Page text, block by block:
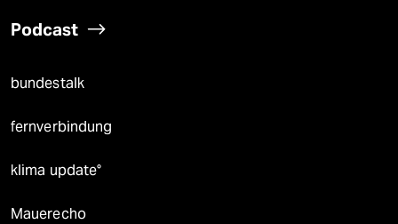
Podcast
bundestalk
fernverbindung
klima update°
Mauerecho